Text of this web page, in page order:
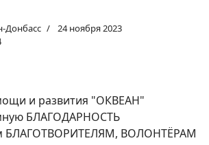
Донбасс
24 ноября 2023
и развития "ОКВЕАН"
БЛАГОДАРНОСТЬ
БЛАГОТВОРИТЕЛЯМ, ВОЛОНТЁРАМ